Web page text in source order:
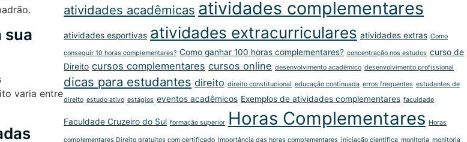
sua
varia entre
atividades acadêmicas atividades complementares
atividades esportivas atividades extracurriculares atividades extras Como
conseguir 10 horas complementares? Como ganhar 100 horas complementares? concentração nos estudos curso de
Direito cursos complementares cursos online desenvolvimento acadêmico desenvolvimento profissional
dicas para estudantes direito direito constitucional educação continuada erros frequentes estudantes de
direito estudo ativo estágios eventos acadêmicos Exemplos de atividades complementares faculdade
Faculdade Cruzeiro do Sul formação superior Horas Complementares Horas
complementares Direito gratuitos com certificado Importância das horas complementares iniciação científica monitoria monitoria